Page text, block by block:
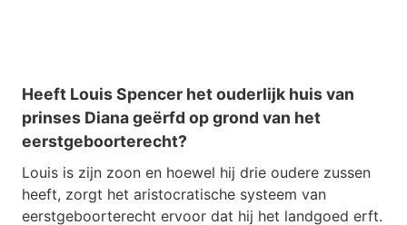
Heeft Louis Spencer het ouderlijk huis van
prinses Diana geërfd op grond van het
eerstgeboorterecht?
Louis is zijn zoon en hoewel hij drie oudere zussen
heeft, zorgt het aristocratische systeem van
eerstgeboorterecht ervoor dat hij het landgoed erft.